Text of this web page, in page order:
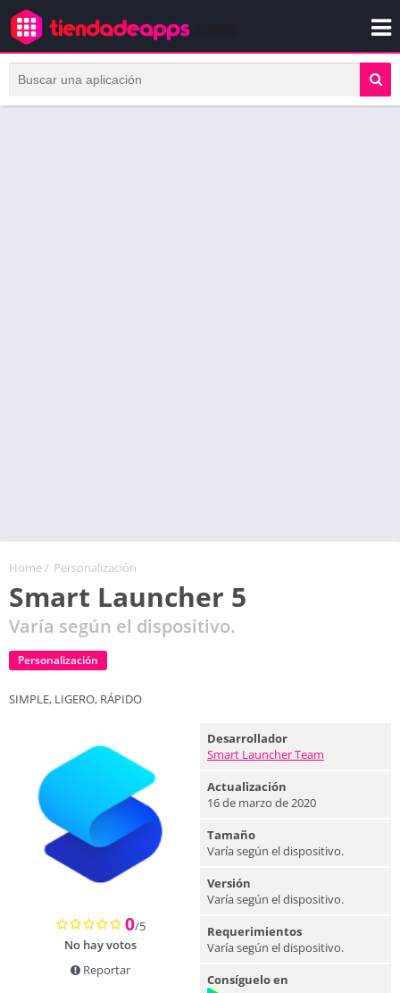
Home/ Personalización
Smart Launcher 5
Varía según el dispositivo.
Personalización
SIMPLE, LIGERO, RÁPIDO
0/5
No hay votos
Reportar
Desarrollador
Smart Launcher Team
Actualización
16 de marzo de 2020
Tamaño
Varía según el dispositivo.
Versión
Varía según el dispositivo.
Requerimientos
Varía según el dispositivo.
Consíguelo en